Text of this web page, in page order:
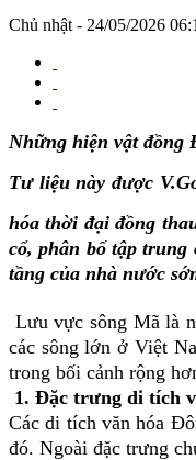
Chủ nhật - 24/05/2026
Những hiện vật đồng
Tư liệu này được
hóa thời đại đồng
cổ, phân bố tập
tầng của nhà nước
Lưu vực sông Mã là
các sông lớn ở Việt
trong bối cảnh rộng
1. Đặc trưng di tích
Các di tích văn hóa
đó. Ngoài đặc trưng